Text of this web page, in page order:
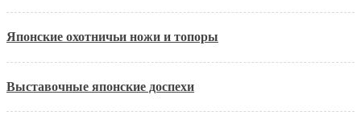
Японские охотничьи ножи и топоры
Выставочные японские доспехи